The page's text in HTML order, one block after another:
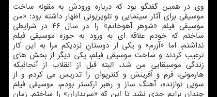
وی در همین گفتگو بود که درباره ورودش به مقوله ساخت
موسیقی برای آثار سینمایی و تلویزیونی اظهار داشته بود: «من
موسیقی فیلم «شوهر آهوخانم» را در سال ۴۶ در شرایطی
ساختم که خودم علاقه ای به ورود به حوزه موسیقی فیلم
نداشتم، اما «آزرم» و یکی از دوستانِ نزدیکم مرا به این کار
ترغیب کردند و ساخت موسیقی فیلم، یکی دیگر از بخش های
زندگی موسیقایی من شد، البته قبل از انقلاب از آنجائیکه
هارمونی، فرم و آفرینش و کنترپوان را تدریس می کردم و از
سویی نوازنده، آهنگ ساز و رهبر ارکستر بودم، موسیقی فیلم
چندان برایم جدی نشد تا این که «سربداران» را ساختم. زمانِ